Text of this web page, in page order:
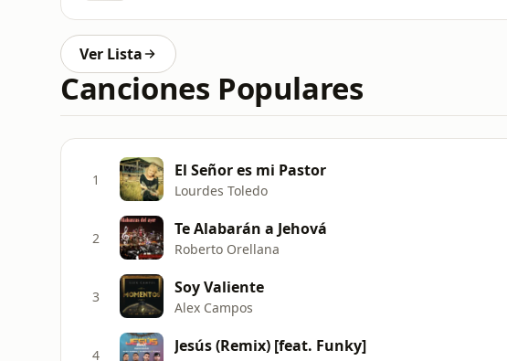
Ver Lista
Canciones Populares
1 El Señor es mi Pastor
Lourdes Toledo
2 Te Alabarán a Jehová
Roberto Orellana
3 Soy Valiente
Alex Campos
4 Jesús (Remix) [feat. Funky]